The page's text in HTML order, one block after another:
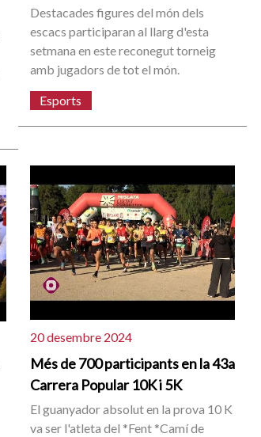
Destacades figures del món dels
escacs participaran al llarg d'esta
setmana en este reconegut torneig
amb jugadors de tot el món.
Esports
20 desembre 2024
Més de 700 participants en la 43a
Carrera Popular 10K i 5K
El guanyador absolut en la prova 10 K
va ser l'atleta del *Fent *Camí de